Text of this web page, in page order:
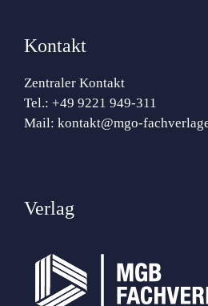
Kontakt
Zentraler Kontakt
Tel.: +49 9221 949-311
Mail: kontakt@mgo-
Verlag